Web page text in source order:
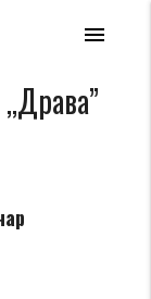
menu